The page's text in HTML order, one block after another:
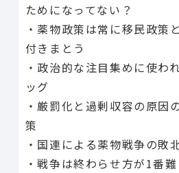
ためになってない？
・薬物政策は常に移民政策
付きまとう
・政治的な注目集めに使わ
ッグ
・厳罰化と過剰収容の原因
策
・国連による薬物戦争の敗
・戦争は終わらせ方が1番